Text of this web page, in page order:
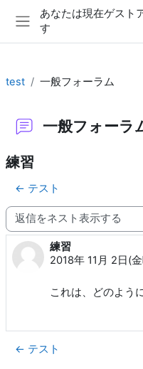
メインコンテンツへスキップ
サイドパネル
あなたは現在ゲスト
す
test 一般フォーラム
一般フォーラ
練習
← テスト
表示モード
練習
2018年 11月 2日(
返信数: 0
これは、どのよう
← テスト